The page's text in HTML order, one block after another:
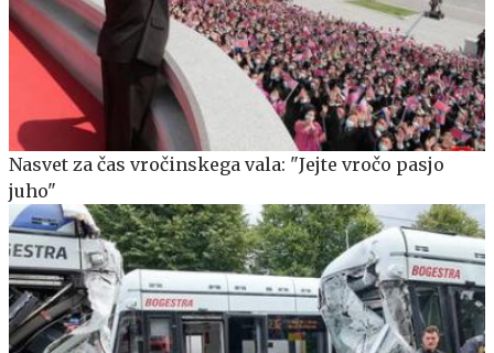
Nasvet za čas vročinskega vala: "Jejte vročo pasjo
juho"